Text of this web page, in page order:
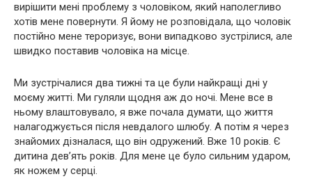
вирішити мені проблему з чоловіком, який наполегливо
хотів мене повернути. Я йому не розповідала, що чоловік
постійно мене тероризує, вони випадково зустрілися, але
швидко поставив чоловіка на місце.
Ми зустрічалися два тижні та це були найкращі дні у
моєму житті. Ми гуляли щодня аж до ночі. Мене все в
ньому влаштовувало, я вже почала думати, що життя
налагоджується після невдалого шлюбу. А потім я через
знайомих дізналася, що він одружений. Вже 10 років. Є
дитина дев’ять років. Для мене це було сильним ударом,
як ножем у серці.